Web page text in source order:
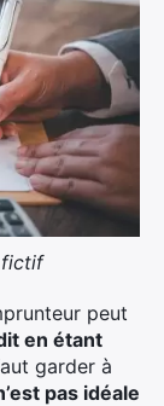
fictif
peut
en étant
garder à
pas idéale